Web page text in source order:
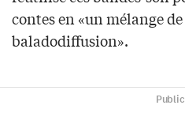
contes en «un mélange
baladodiffusion».